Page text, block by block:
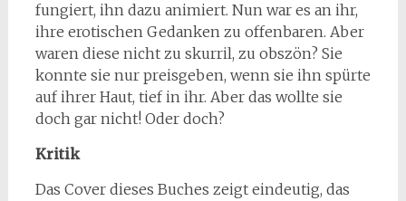
fungiert, ihn dazu animiert. Nun war es an ihr,
ihre erotischen Gedanken zu offenbaren. Aber
waren diese nicht zu skurril, zu obszön? Sie
konnte sie nur preisgeben, wenn sie ihn spürte
auf ihrer Haut, tief in ihr. Aber das wollte sie
doch gar nicht! Oder doch?
Kritik
Das Cover dieses Buches zeigt eindeutig, das